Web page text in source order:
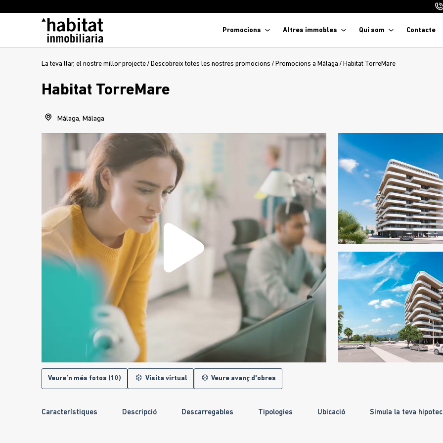
Promocions Altres immobles Qui som Contacte
La teva llar, el nostre millor projecte / Descobreix totes les nostres promocions / Promocions a Màlaga / Habitat TorreMare
Habitat TorreMare
Màlaga, Màlaga
Veure’n més fotos (10) Visita virtual Veure avanç d'obres
Característiques Descripció Descarregables Tipologies Ubicació Simula la teva